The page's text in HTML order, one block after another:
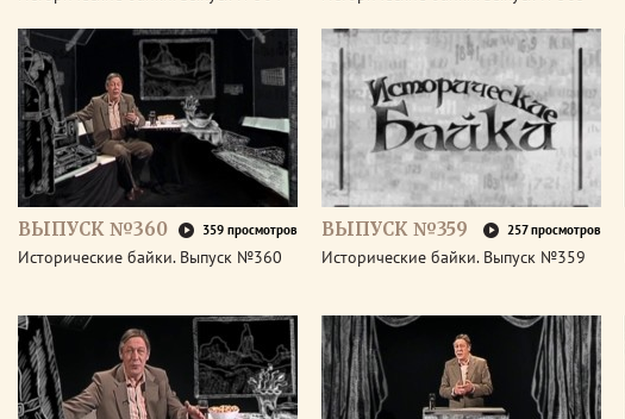
ВЫПУСК №360 359 просмотров
Исторические байки. Выпуск №360
ВЫПУСК №359 257 просмотров
Исторические байки. Выпуск №359